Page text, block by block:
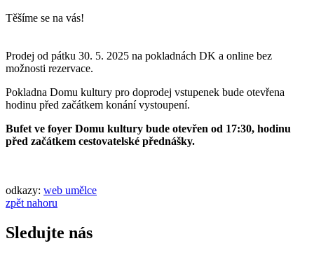
Těšíme se na vás!
Prodej od pátku 30. 5. 2025 na pokladnách DK a online bez
možnosti rezervace.
Pokladna Domu kultury pro doprodej vstupenek bude otevřena
hodinu před začátkem konání vystoupení.
Bufet ve foyer Domu kultury bude otevřen od 17:30, hodinu
před začátkem cestovatelské přednášky.
odkazy: web umělce
zpět nahoru
Sledujte nás